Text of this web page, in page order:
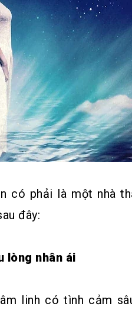
có phải là một nhà
đây:
lòng nhân ái
linh có tình cảm